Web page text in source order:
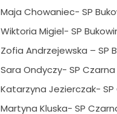
Maja Chowaniec- SP
Wiktoria Migiel- SP
Zofia Andrzejewska – SP
Sara Ondyczy- SP
Katarzyna Jezierczak-
Martyna Kluska- SP